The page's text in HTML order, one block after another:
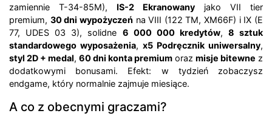
zamiennie T-34-85M), IS-2 Ekranowany jako VII tier
premium, 30 dni wypożyczeń na VIII (122 TM, XM66F) i IX (E
77, UDES 03 3), solidne 6 000 000 kredytów, 8 sztuk
standardowego wyposażenia, x5 Podręcznik uniwersalny,
styl 2D + medal, 60 dni konta premium oraz misje bitewne z
dodatkowymi bonusami. Efekt: w tydzień zobaczysz
endgame, który normalnie zajmuje miesiące.
A co z obecnymi graczami?